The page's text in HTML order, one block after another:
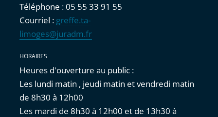
Téléphone : 05 55 33 91 55
Courriel : greffe.ta-
limoges@juradm.fr
HORAIRES
Heures d'ouverture au public :
Les lundi matin , jeudi matin et vendredi matin
de 8h30 à 12h00
Les mardi de 8h30 à 12h00 et de 13h30 à